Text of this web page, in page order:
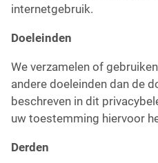
internetgebruik.
Doeleinden
We verzamelen of
andere doeleinden dan de
beschreven in dit
uw toestemming hiervoor
Derden